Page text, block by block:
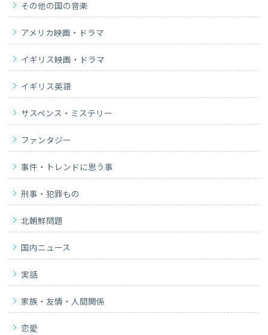
その他の国の音楽
アメリカ映画・ドラマ
イギリス映画・ドラマ
イギリス英語
サスペンス・ミステリー
ファンタジー
事件・トレンドに思う事
刑事・犯罪もの
北朝鮮問題
国内ニュース
実話
家族・友情・人間関係
恋愛